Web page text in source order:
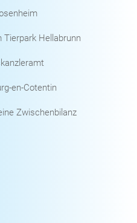
Hellabrunn
en-Cotentin
Zwischenbilanz